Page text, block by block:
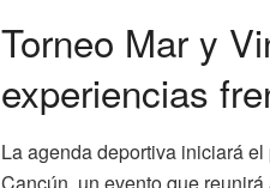
Torneo Mar y
experiencias
La agenda deportiva iniciará
Cancún, un evento que